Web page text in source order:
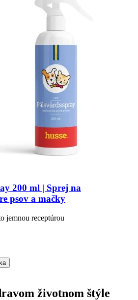
200 ml | Sprej na
psov a mačky
jemnou receptúrou
životnom štýle